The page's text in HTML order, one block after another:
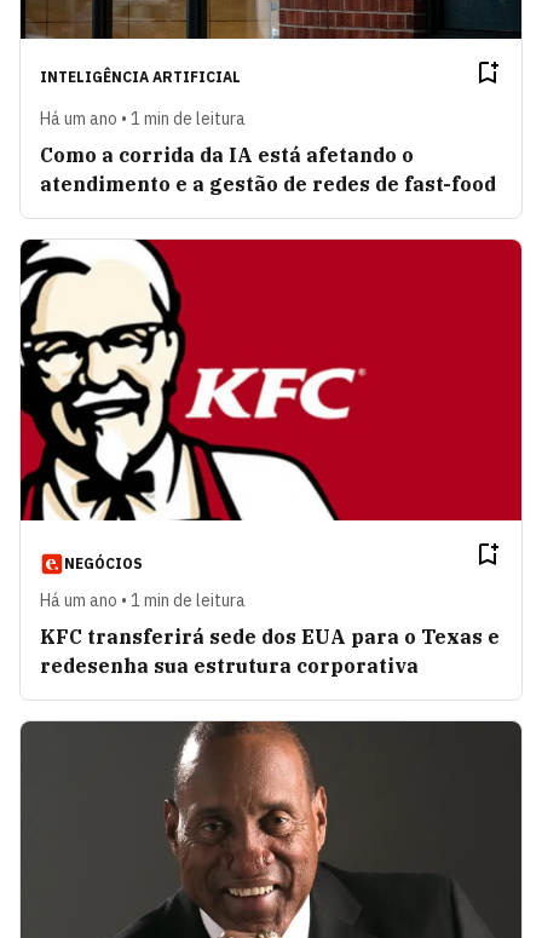
INTELIGÊNCIA ARTIFICIAL
Há um ano • 1 min de leitura
Como a corrida da IA está afetando o
atendimento e a gestão de redes de fast-food
NEGÓCIOS
Há um ano • 1 min de leitura
KFC transferirá sede dos EUA para o Texas e
redesenha sua estrutura corporativa